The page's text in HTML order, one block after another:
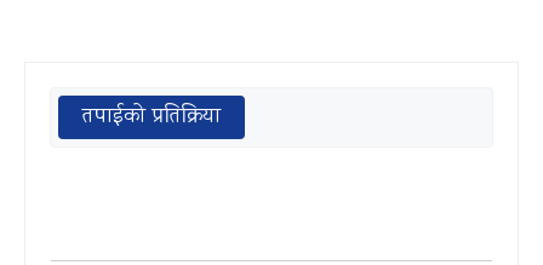
तपाईको प्रतिक्रिया